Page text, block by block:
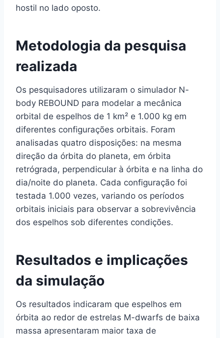
hostil no lado oposto.
Metodologia da pesquisa
realizada
Os pesquisadores utilizaram o simulador N-
body REBOUND para modelar a mecânica
orbital de espelhos de 1 km² e 1.000 kg em
diferentes configurações orbitais. Foram
analisadas quatro disposições: na mesma
direção da órbita do planeta, em órbita
retrógrada, perpendicular à órbita e na linha do
dia/noite do planeta. Cada configuração foi
testada 1.000 vezes, variando os períodos
orbitais iniciais para observar a sobrevivência
dos espelhos sob diferentes condições.
Resultados e implicações
da simulação
Os resultados indicaram que espelhos em
órbita ao redor de estrelas M-dwarfs de baixa
massa apresentaram maior taxa de